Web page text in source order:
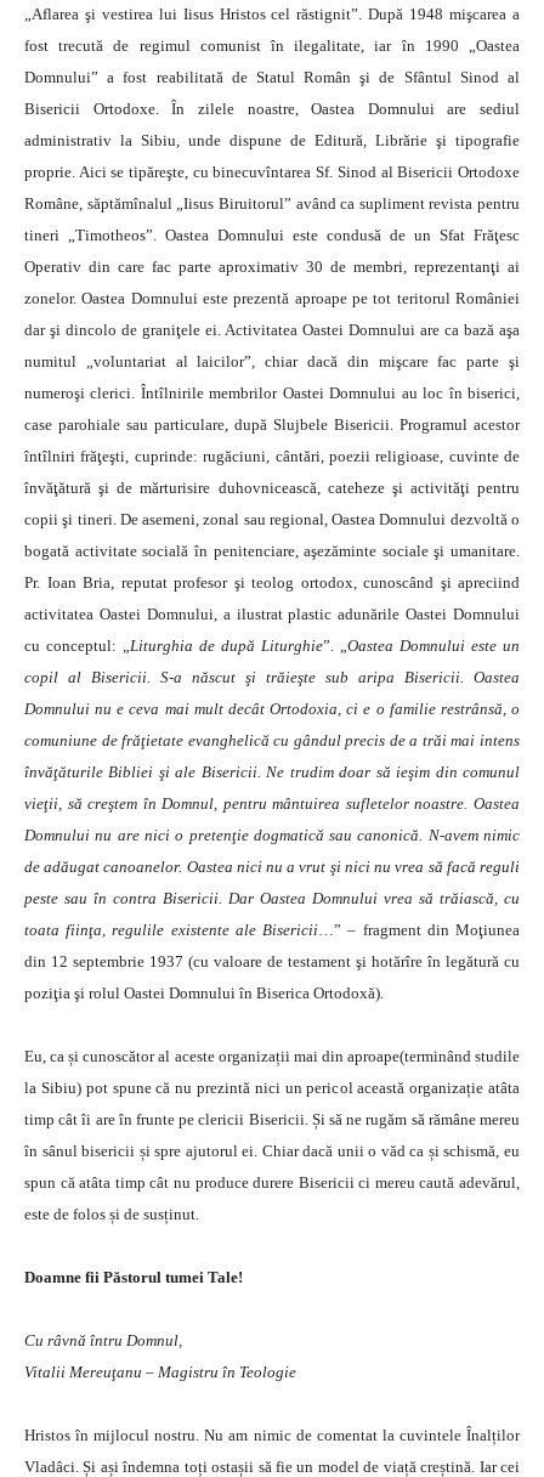
„Aflarea şi vestirea lui Iisus Hristos cel răstignit”. După 1948 mişcarea a
fost trecută de regimul comunist în ilegalitate, iar în 1990 „Oastea
Domnului” a fost reabilitată de Statul Român şi de Sfântul Sinod al
Bisericii Ortodoxe. În zilele noastre, Oastea Domnului are sediul
administrativ la Sibiu, unde dispune de Editură, Librărie şi tipografie
proprie. Aici se tipăreşte, cu binecuvîntarea Sf. Sinod al Bisericii Ortodoxe
Române, săptămînalul „Iisus Biruitorul” având ca supliment revista pentru
tineri „Timotheos”. Oastea Domnului este condusă de un Sfat Frăţesc
Operativ din care fac parte aproximativ 30 de membri, reprezentanţi ai
zonelor. Oastea Domnului este prezentă aproape pe tot teritorul României
dar şi dincolo de graniţele ei. Activitatea Oastei Domnului are ca bază aşa
numitul „voluntariat al laicilor”, chiar dacă din mişcare fac parte şi
numeroşi clerici. Întîlnirile membrilor Oastei Domnului au loc în biserici,
case parohiale sau particulare, după Slujbele Bisericii. Programul acestor
întîlniri frăţeşti, cuprinde: rugăciuni, cântări, poezii religioase, cuvinte de
învăţătură şi de mărturisire duhovnicească, cateheze şi activităţi pentru
copii şi tineri. De asemeni, zonal sau regional, Oastea Domnului dezvoltă o
bogată activitate socială în penitenciare, aşezăminte sociale şi umanitare.
Pr. Ioan Bria, reputat profesor şi teolog ortodox, cunoscând şi apreciind
activitatea Oastei Domnului, a ilustrat plastic adunările Oastei Domnului
cu conceptul: „Liturghia de după Liturghie”. „Oastea Domnului este un
copil al Bisericii. S-a născut şi trăieşte sub aripa Bisericii. Oastea
Domnului nu e ceva mai mult decât Ortodoxia, ci e o familie restrânsă, o
comuniune de frăţietate evanghelică cu gândul precis de a trăi mai intens
învăţăturile Bibliei şi ale Bisericii. Ne trudim doar să ieşim din comunul
vieţii, să creştem în Domnul, pentru mântuirea sufletelor noastre. Oastea
Domnului nu are nici o pretenţie dogmatică sau canonică. N-avem nimic
de adăugat canoanelor. Oastea nici nu a vrut şi nici nu vrea să facă reguli
peste sau în contra Bisericii. Dar Oastea Domnului vrea să trăiască, cu
toata fiinţa, regulile existente ale Bisericii…” – fragment din Moţiunea
din 12 septembrie 1937 (cu valoare de testament şi hotărîre în legătură cu
poziţia şi rolul Oastei Domnului în Biserica Ortodoxă).
Eu, ca și cunoscător al aceste organizații mai din aproape(terminând studile
la Sibiu) pot spune că nu prezintă nici un pericol această organizație atâta
timp cât îi are în frunte pe clericii Bisericii. Și să ne rugăm să rămâne mereu
în sânul bisericii și spre ajutorul ei. Chiar dacă unii o văd ca și schismă, eu
spun că atâta timp cât nu produce durere Bisericii ci mereu caută adevărul,
este de folos și de susținut.
Doamne fii Păstorul tumei Tale!
Cu râvnă întru Domnul,
Vitalii Mereuţanu – Magistru în Teologie
Hristos în mijlocul nostru. Nu am nimic de comentat la cuvintele Înalților
Vladâci. Și ași îndemna toți ostașii să fie un model de viață creștină. Iar cei